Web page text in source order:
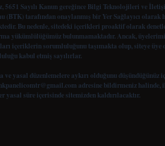
5651 Sayılı Kanun gereğince Bilgi Teknolojileri ve
(BTK) tarafından onaylanmış bir Yer Sağlayıcı olarak
Bu nedenle, sitedeki içerikleri proaktif olarak
yükümlülüğümüz bulunmamaktadır. Ancak,
içeriklerin sorumluluğunu taşımakta olup, siteye üye
kabul etmiş sayılırlar.
ve yasal düzenlemelere aykırı olduğunu düşündüğünüz
adresine bildirmeniz halinde,
yasal süre içerisinde sitemizden kaldırılacaktır.